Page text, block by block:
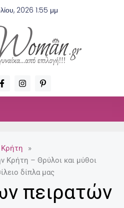
2026 1:55 μμ
F
a
c
-
f
I
n
s
P
i
n
p
Κρήτη
»
Κρήτη – Θρύλοι και μύθοι
δίπλα μας
πειρατών